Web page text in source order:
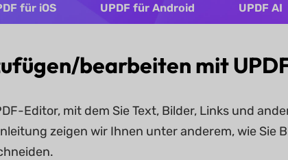
für iOS UPDF für Android UPDF AI
bearbeiten mit
Editor, mit dem Sie Text, Bilder, Links und
zeigen wir Ihnen unter anderem, wie Sie